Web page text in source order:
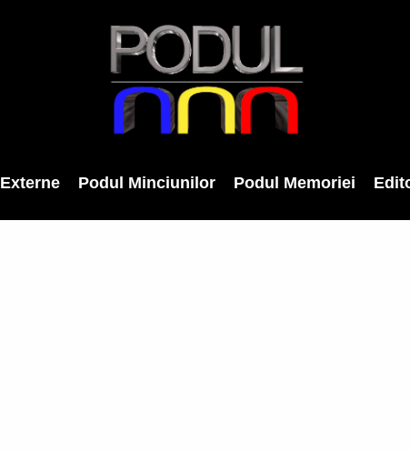
Externe Podul Minciunilor Podul Memoriei